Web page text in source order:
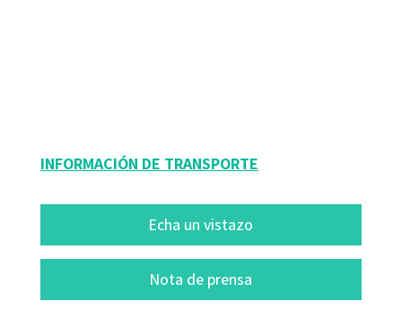
INFORMACIÓN DE TRANSPORTE
Echa un vistazo
Nota de prensa